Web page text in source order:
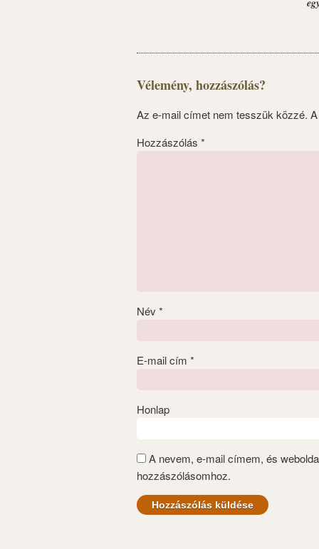
Vélemény, hozzászólás?
Az e-mail címet nem tesszük közzé.
Hozzászólás *
Név *
E-mail cím *
Honlap
A nevem, e-mail címem, és
hozzászólásomhoz.